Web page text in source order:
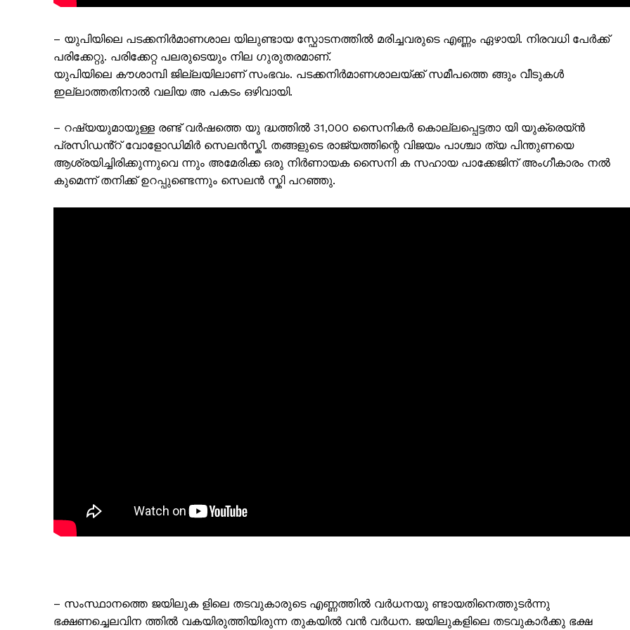
– യുപിയിലെ പടക്കനിർമാണശാല യിലുണ്ടായ സ്ഫോടനത്തിൽ മരിച്ചവരുടെ എണ്ണം ഏഴായി. നിരവധി പേർക്ക്
പരിക്കേറ്റു. പരിക്കേറ്റ പലരുടെയും നില ഗുരുതരമാണ്.
യുപിയിലെ കൗശാമ്പി ജില്ലയിലാണ് സംഭവം. പടക്കനിർമാണശാലയ്ക്ക് സമീപത്തെ ങ്ങും വീടുകൾ
ഇല്ലാത്തതിനാൽ വലിയ അ പകടം ഒഴിവായി.
– റഷ്യയുമായുള്ള രണ്ട് വർഷത്തെ യു ദ്ധത്തിൽ 31,000 സൈനികർ കൊല്ലപ്പെട്ടതാ യി യുക്രെയ്ൻ
പ്രസിഡൻ്റ് വോളോഡിമിർ സെലൻസ്ക‌ി. തങ്ങളുടെ രാജ്യത്തിന്റെ വിജയം പാശ്ചാ ത്യ പിന്തുണയെ
ആശ്രയിച്ചിരിക്കുന്നുവെ ന്നും അമേരിക്ക ഒരു നിർണായക സൈനി ക സഹായ പാക്കേജിന് അംഗീകാരം നൽ
കുമെന്ന് തനിക്ക് ഉറപ്പുണ്ടെന്നും സെലൻ സ്കി പറഞ്ഞു.
– സംസ്ഥാനത്തെ ജയിലുക ളിലെ തടവുകാരുടെ എണ്ണത്തിൽ വർധനയു ണ്ടായതിനെത്തുടർന്നു
ഭക്ഷണച്ചെലവിന ത്തിൽ വകയിരുത്തിയിരുന്ന തുകയിൽ വൻ വർധന. ജയിലുകളിലെ തടവുകാർക്കു ഭക്ഷ